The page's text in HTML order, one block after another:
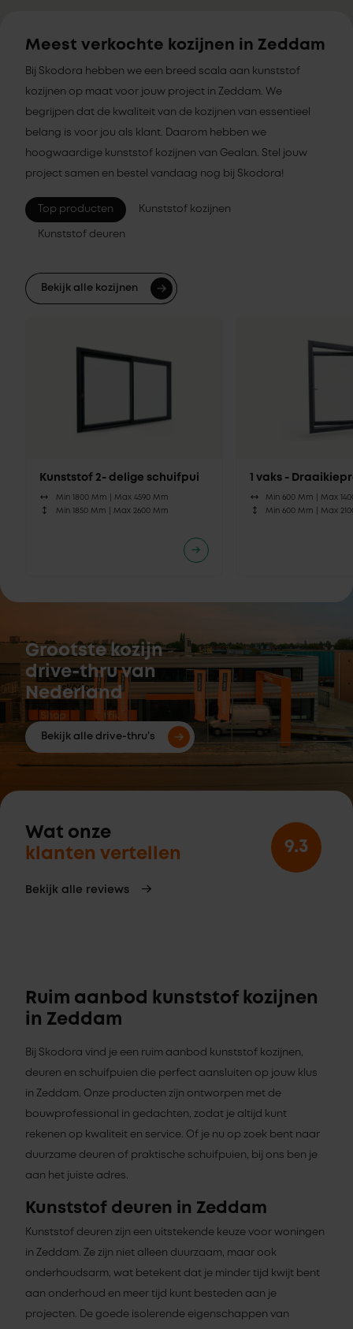
Meest verkochte kozijnen in Zeddam
Bij Skodora hebben we een breed scala aan kunststof
kozijnen op maat voor jouw project in Zeddam. We
begrijpen dat de kwaliteit van de kozijnen van essentieel
belang is voor jou als klant. Daarom hebben we
hoogwaardige kunststof kozijnen van Gealan. Stel jouw
project samen en bestel vandaag nog bij Skodora!
Top producten Kunststof kozijnen
Kunststof deuren
Bekijk alle kozijnen
Kunststof 2- delige schuifpui
Min 1800 Mm | Max 4590 Mm
Min 1850 Mm | Max 2600 Mm
1 vaks -
Min 600 Mm |Max
Min 600 Mm |Max
Grootste kozijn
drive-thru van
Nederland
Bekijk alle drive-thru's
Wat onze
klanten vertellen
Bekijk alle reviews
9.3
Ruim aanbod kunststof kozijnen
in Zeddam
Bij Skodora vind je een ruim aanbod kunststof kozijnen,
deuren en schuifpuien die perfect aansluiten op jouw klus
in Zeddam. Onze producten zijn ontworpen met de
bouwprofessional in gedachten, zodat je altijd kunt
rekenen op kwaliteit en service. Of je nu op zoek bent naar
duurzame deuren of praktische schuifpuien, bij ons ben je
aan het juiste adres.
Kunststof deuren in Zeddam
Kunststof deuren zijn een uitstekende keuze voor woningen
in Zeddam. Ze zijn niet alleen duurzaam, maar ook
onderhoudsarm, wat betekent dat je minder tijd kwijt bent
aan onderhoud en meer tijd kunt besteden aan je
projecten. De goede isolerende eigenschappen van